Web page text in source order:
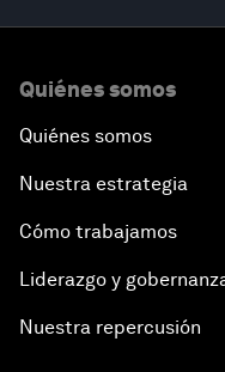
Quiénes somos
Quiénes somos
Nuestra estrategia
Cómo trabajamos
Liderazgo y
Nuestra repercusión